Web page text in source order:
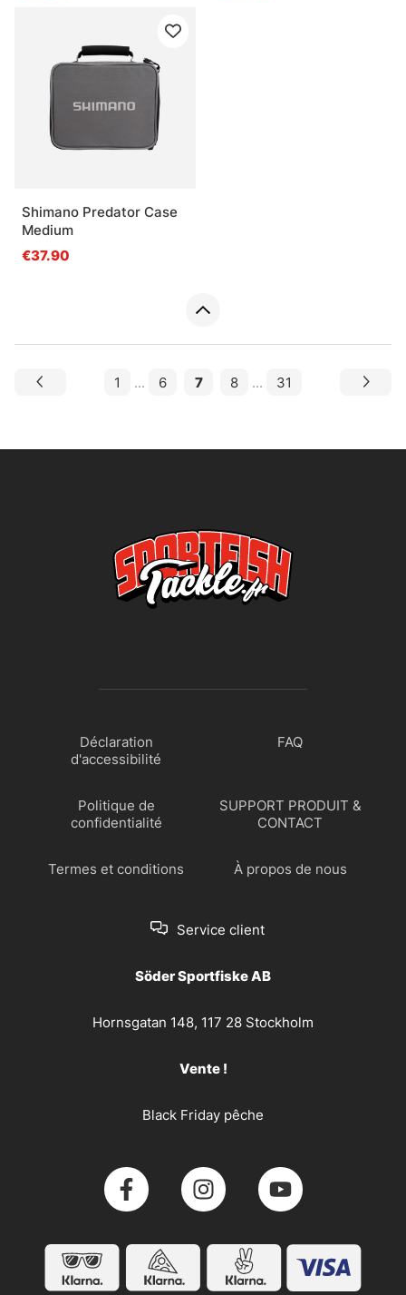
Shimano Predator Case
Medium
€37.90
1 ... 6 7 8 ... 31
Déclaration
d'accessibilité
FAQ
Politique de
confidentialité
SUPPORT PRODUIT &
CONTACT
Termes et conditions À propos de nous
Service client
Söder Sportfiske AB
Hornsgatan 148, 117 28 Stockholm
Vente !
Black Friday pêche